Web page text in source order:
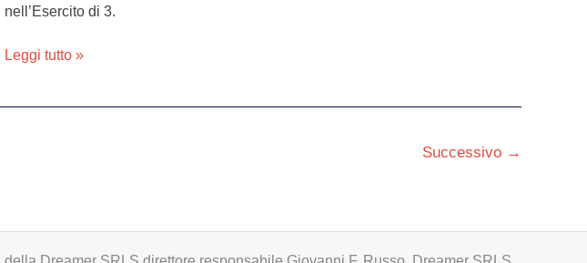
nell’Esercito di 3.
posti.
come
Leggi tutto »
Successivo →